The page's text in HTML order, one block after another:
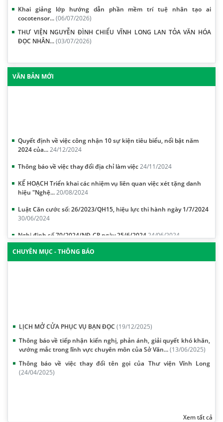
Khai giảng lớp hướng dẫn phần mềm trí tuệ nhân tạo ai
cocotensor...(06/07/2026)
THƯ VIỆN NGUYỄN ĐÌNH CHIỂU VĨNH LONG LAN TỎA VĂN HÓA
ĐỌC NHÂN...(03/07/2026)
VĂN BẢN MỚI
2024 của... 24/12/2024
KẾ HOẠCH Triển khai các nhiệm vụ liên quan việc xét tặng danh
hiệu "Nghệ...20/08/2024
Luật Căn cước số: 26/2023/QH15, hiệu lực thi hành ngày 1/7/2024
30/06/2024
KẾ HOẠCH Xét thăng hạng chức danh nghề nghiệp viên chức từ
hạng IV lên ...18/06/2024
CHUYÊN MỤC - THÔNG BÁO
Thông báo về tiếp nhận kiến nghị, phản ánh, giải quyết khó khăn,
vướng mắc trong lĩnh vực chuyên môn của Sở Văn...(13/06/2025)
Thông báo về việc thay đổi tên gọi của Thư viện Vĩnh Long
(24/04/2025)
Xem tất cả